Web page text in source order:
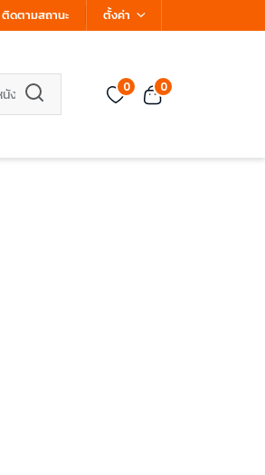
ติดตามสถานะ ตั้งค่า
0 0